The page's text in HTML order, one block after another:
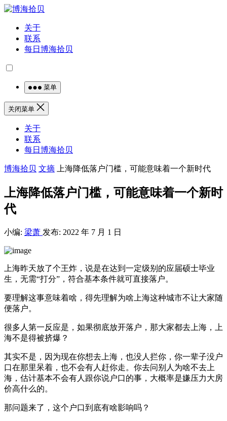
关于
联系
每日博海拾贝
菜单
关闭菜单
关于
联系
每日博海拾贝
博海拾贝 文摘 上海降低落户门槛，可能意味着一个新时代
上海降低落户门槛，可能意味着一个新时
代
小编: 梁萧 发布: 2022 年 7 月 1 日
上海昨天放了个王炸，说是在达到一定级别的应届硕士毕业
生，无需“打分”，符合基本条件就可直接落户。
要理解这事意味着啥，得先理解为啥上海这种城市不让大家随
便落户。
很多人第一反应是，如果彻底放开落户，那大家都去上海，上
海不是得被挤爆？
其实不是，因为现在你想去上海，也没人拦你，你一辈子没户
口在那里呆着，也不会有人赶你走。你去问别人为啥不去上
海，估计基本不会有人跟你说户口的事，大概率是嫌压力大房
价高什么的。
那问题来了，这个户口到底有啥影响吗？